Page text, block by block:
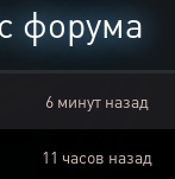
форума
6 минут назад
11 часов назад